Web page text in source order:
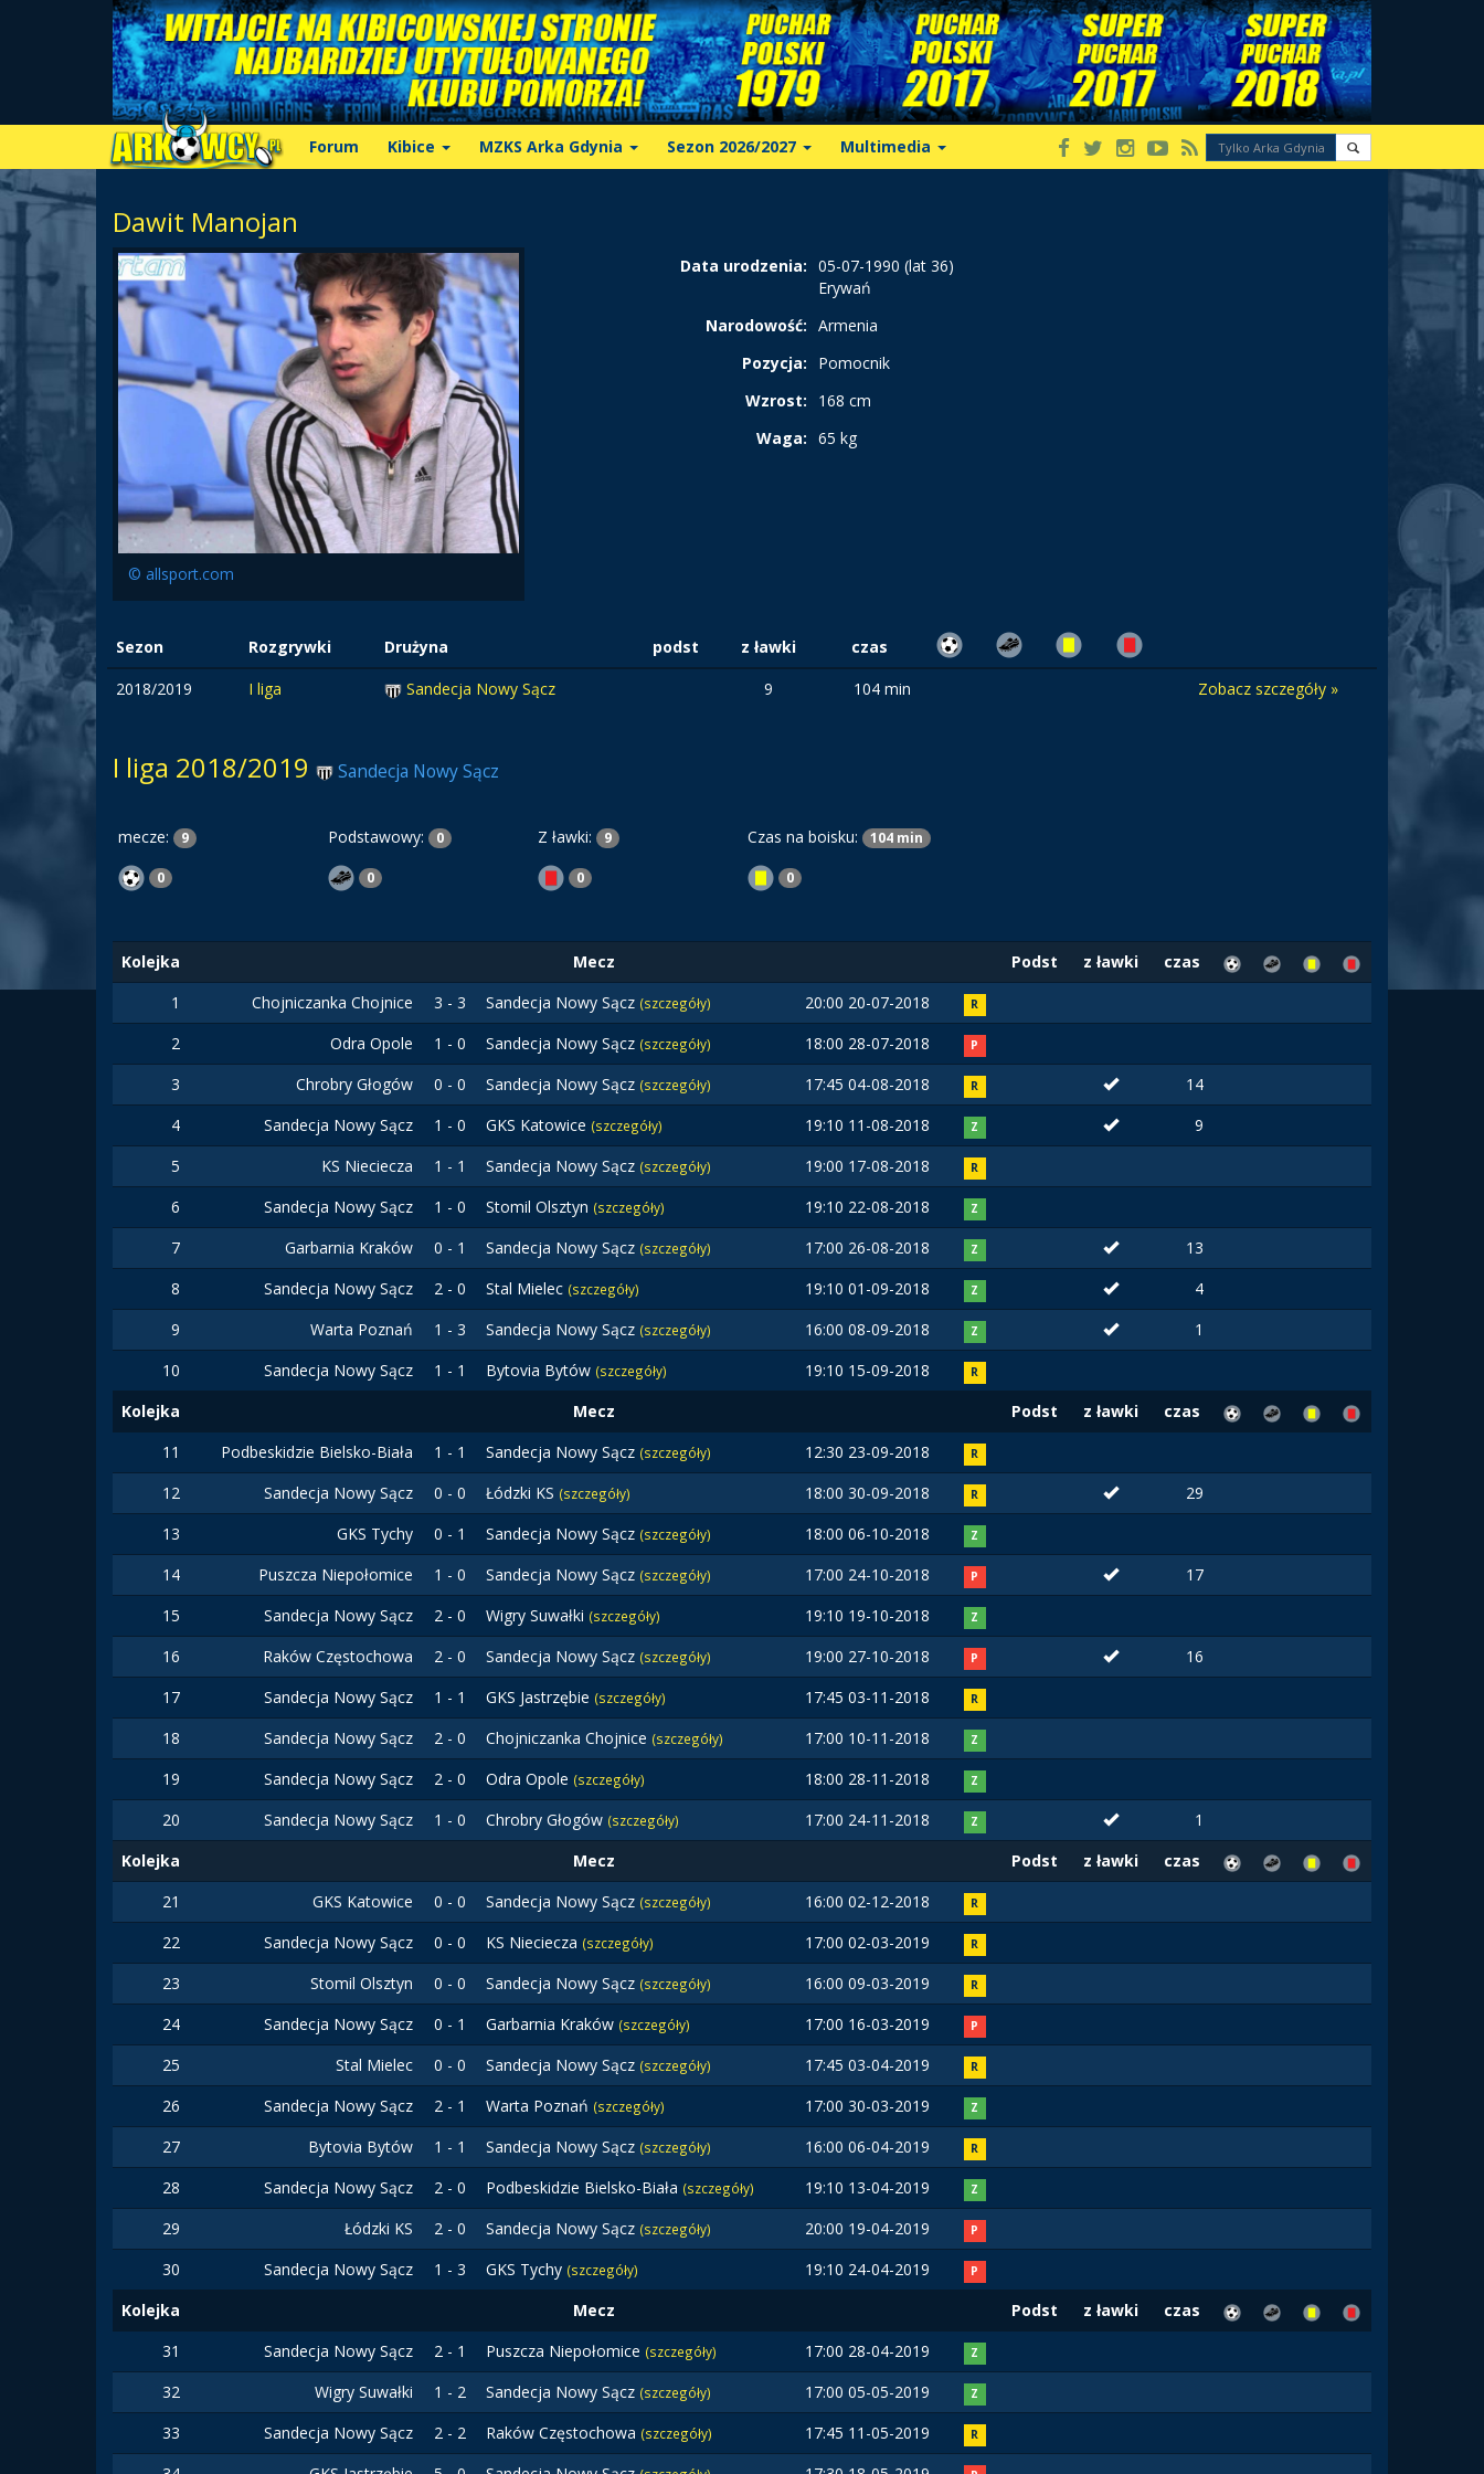
Forum Kibice MZKS Arka Gdynia Sezon 2026/2027 Multimedia
Dawit Manojan
© allsport.com
Data urodzenia: 05-07-1990 (lat 36)
Erywań
Narodowość: Armenia
Pozycja:
Pomocnik
Wzrost:
168 cm
Waga: 65 kg
Sezon Rozgrywki Drużyna podst z ławki
czas
2018/2019
I liga Sandecja Nowy Sącz 9 104 min Zobacz szczegóły »
I liga 2018/2019 Sandecja Nowy Sącz
mecze: 9 Podstawowy: 0 Z ławki: 9 Czas na boisku: 104 min
0 0 0 0
Kolejka Mecz Podst z ławki
czas
1
Chojniczanka Chojnice 3 - 3 Sandecja Nowy Sącz (szczegóły) 20:00 20-07-2018 R
2 Odra Opole 1 - 0 Sandecja Nowy Sącz (szczegóły) 18:00 28-07-2018 P
3 Chrobry Głogów 0 - 0 Sandecja Nowy Sącz (szczegóły) 17:45 04-08-2018 R
14
4
Sandecja Nowy Sącz 1 - 0 GKS Katowice (szczegóły) 19:10 11-08-2018 Z
9
5
KS Nieciecza 1 - 1 Sandecja Nowy Sącz (szczegóły) 19:00 17-08-2018 R
6 Sandecja Nowy Sącz 1 - 0 Stomil Olsztyn (szczegóły) 19:10 22-08-2018 Z
7 Garbarnia Kraków 0 - 1 Sandecja Nowy Sącz (szczegóły) 17:00 26-08-2018 Z
13
8
Sandecja Nowy Sącz 2 - 0 Stal Mielec (szczegóły) 19:10 01-09-2018 Z
4
9
Warta Poznań 1 - 3 Sandecja Nowy Sącz (szczegóły) 16:00 08-09-2018 Z
1
10
Sandecja Nowy Sącz 1 - 1 Bytovia Bytów (szczegóły) 19:10 15-09-2018 R
Kolejka Mecz Podst z ławki
czas
11
Podbeskidzie Bielsko-Biała 1 - 1 Sandecja Nowy Sącz (szczegóły) 12:30 23-09-2018 R
12 Sandecja Nowy Sącz 0 - 0 Łódzki KS (szczegóły) 18:00 30-09-2018 R
29
13
GKS Tychy 0 - 1 Sandecja Nowy Sącz (szczegóły) 18:00 06-10-2018 Z
14 Puszcza Niepołomice 1 - 0 Sandecja Nowy Sącz (szczegóły) 17:00 24-10-2018 P
17
15
Sandecja Nowy Sącz 2 - 0 Wigry Suwałki (szczegóły) 19:10 19-10-2018 Z
16 Raków Częstochowa 2 - 0 Sandecja Nowy Sącz (szczegóły) 19:00 27-10-2018 P
16
17
Sandecja Nowy Sącz 1 - 1 GKS Jastrzębie (szczegóły) 17:45 03-11-2018 R
18 Sandecja Nowy Sącz 2 - 0 Chojniczanka Chojnice (szczegóły) 17:00 10-11-2018 Z
19 Sandecja Nowy Sącz 2 - 0 Odra Opole (szczegóły) 18:00 28-11-2018 Z
20 Sandecja Nowy Sącz 1 - 0 Chrobry Głogów (szczegóły) 17:00 24-11-2018 Z
1
Kolejka
Mecz Podst z ławki
czas
21
GKS Katowice 0 - 0 Sandecja Nowy Sącz (szczegóły) 16:00 02-12-2018 R
22 Sandecja Nowy Sącz 0 - 0 KS Nieciecza (szczegóły) 17:00 02-03-2019 R
23 Stomil Olsztyn 0 - 0 Sandecja Nowy Sącz (szczegóły) 16:00 09-03-2019 R
24 Sandecja Nowy Sącz 0 - 1 Garbarnia Kraków (szczegóły) 17:00 16-03-2019 P
25 Stal Mielec 0 - 0 Sandecja Nowy Sącz (szczegóły) 17:45 03-04-2019 R
26 Sandecja Nowy Sącz 2 - 1 Warta Poznań (szczegóły) 17:00 30-03-2019 Z
27 Bytovia Bytów 1 - 1 Sandecja Nowy Sącz (szczegóły) 16:00 06-04-2019 R
28 Sandecja Nowy Sącz 2 - 0 Podbeskidzie Bielsko-Biała (szczegóły) 19:10 13-04-2019 Z
29 Łódzki KS 2 - 0 Sandecja Nowy Sącz (szczegóły) 20:00 19-04-2019 P
30 Sandecja Nowy Sącz 1 - 3 GKS Tychy (szczegóły) 19:10 24-04-2019 P
Kolejka Mecz Podst z ławki
czas
31
Sandecja Nowy Sącz 2 - 1 Puszcza Niepołomice (szczegóły) 17:00 28-04-2019 Z
32 Wigry Suwałki 1 - 2 Sandecja Nowy Sącz (szczegóły) 17:00 05-05-2019 Z
33 Sandecja Nowy Sącz 2 - 2 Raków Częstochowa (szczegóły) 17:45 11-05-2019 R